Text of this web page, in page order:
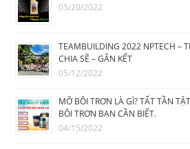
05/20/2022
TEAMBUILDING 2022 NPTECH –
CHIA SẼ – GẮN KẾT
05/12/2022
MỠ BÔI TRƠN LÀ GÌ? TẤT TẦN
BÔI TRƠN BẠN CẦN BIẾT.
04/15/2022